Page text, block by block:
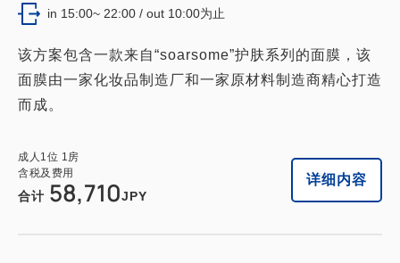
in 15:00~ 22:00 / out 10:00为止
该方案包含一款来自“soarsome”护肤系列的面膜，该
面膜由一家化妆品制造厂和一家原材料制造商精心打造
而成。
成人 1 位 1 房
含税及费用
合计 58,710JPY
详细内容